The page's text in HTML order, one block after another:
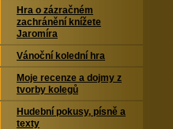
Hra o zázračném
zachránění knížete
Jaromíra
Vánoční kolední hra
Moje recenze a dojmy z
tvorby kolegů
Hudební pokusy, písně a
texty